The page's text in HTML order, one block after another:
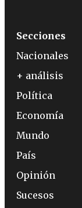
Secciones
Nacionales
+ análisis
Política
Economía
Mundo
País
Opinión
Sucesos